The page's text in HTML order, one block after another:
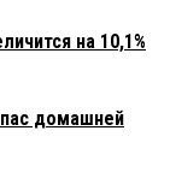
на 10,1%
домашней